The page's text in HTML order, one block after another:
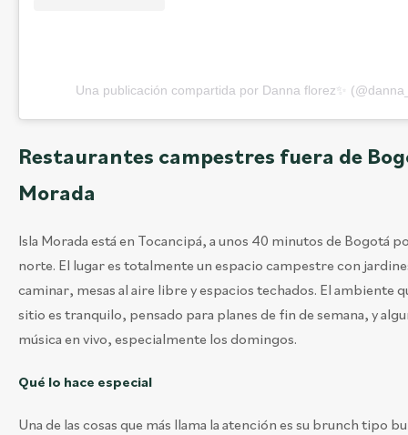
Una publicación compartida por Danna florez✨
Restaurantes campestres fuera de
Morada
Isla Morada está en Tocancipá, a unos 40 minutos de Bogotá
norte. El lugar es totalmente un espacio campestre con
caminar, mesas al aire libre y espacios techados. El ambiente
sitio es tranquilo, pensado para planes de fin de semana, y
música en vivo, especialmente los domingos.
Qué lo hace especial
Una de las cosas que más llama la atención es su brunch tipo